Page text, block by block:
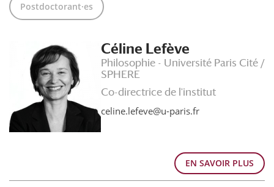
Postdoctorant·es
Céline Lefève
Philosophie - Université Paris Cité /
SPHERE
Co-directrice de l'institut
celine.lefeve@u-paris.fr
EN SAVOIR PLUS